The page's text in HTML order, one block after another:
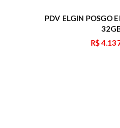
PDV ELGIN POSGO
R$